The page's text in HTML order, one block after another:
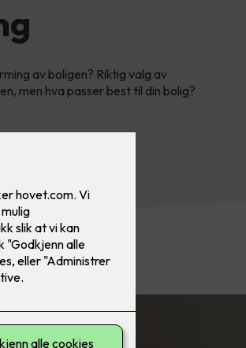
av boligen? Riktig valg av
men hva passer best til din bolig?